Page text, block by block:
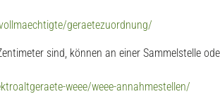
geraetezuordnung/
sind, können an einer Sammelstelle
weee/weee-annahmestellen/